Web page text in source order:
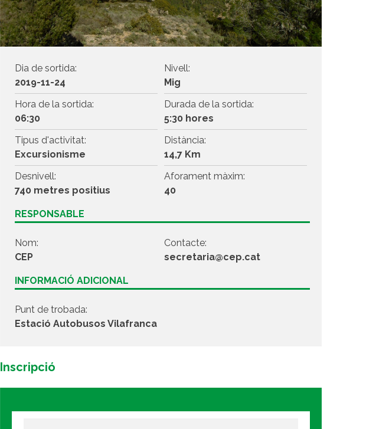
Dia de sortida:
2019-11-24
Nivell:
Mig
Hora de la sortida:
06:30
Durada de la sortida:
5:30 hores
Tipus d'activitat:
Excursionisme
Distància:
14,7 Km
Desnivell:
740 metres positius
Aforament màxim:
40
RESPONSABLE
Nom:
CEP
Contacte:
secretaria@cep.cat
INFORMACIÓ ADICIONAL
Punt de trobada:
Estació Autobusos Vilafranca
Inscripció